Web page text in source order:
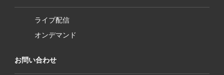
ライブ配信
オンデマンド
お問い合わせ